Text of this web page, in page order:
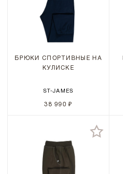
БРЮКИ СПОРТИВНЫЕ НА
КУЛИСКЕ
ST-JAMES
38 990 ₽